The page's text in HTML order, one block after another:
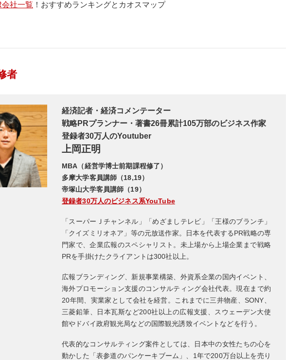
会社一覧 ！おすすめランキングとカオスマップ
者
経済記者・経済コメンテーター
戦略PRプランナー・著書26冊累計105万部のビジネス作家
登録者30万人のYoutuber
上岡正明
MBA（経営学博士前期課程修了）
多摩大学客員講師（18,19）
帝塚山大学客員講師（19）
登録者30万人のビジネス系YouTube
「スーパーＪチャンネル」「めざましテレビ」「王様のブランチ」
「クイズミリオネア」等の元放送作家。日本を代表するPR戦略の専
門家で、企業広報のスペシャリスト。未上場から上場企業まで戦略
PRを手掛けたクライアントは300社以上。
広報ブランディング、新規事業構築、外資系企業の国内イベント、
海外プロモーション支援のコンサルティング会社代表。現在まで約
20年間、実業家として会社を経営。これまでに三井物産、SONY、
三菱鉛筆、日本瓦斯など200社以上の広報支援、スウェーデン大使
館やドバイ政府観光局などの国際観光誘致イベントなどを行う。
代表的なコンサルティング案件としては、日本中の女性たちの心を
動かした「表参道のパンケーキブーム」、1年で200万台以上を売り